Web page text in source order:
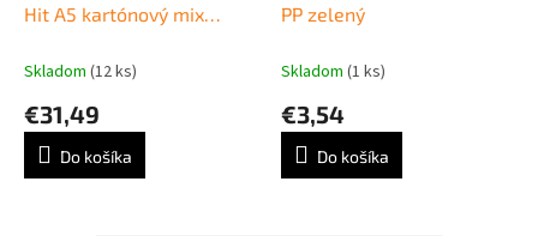
Hit A5 kartónový mix
Skladom (12 ks)
€31,49
Do košíka
PP zelený
Skladom (1 ks)
€3,54
Do košíka